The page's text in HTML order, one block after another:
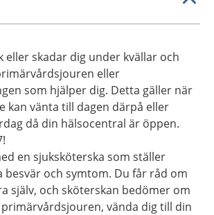
eller skadar dig under kvällar och
eller
som hjälper dig. Detta gäller när
kan vänta till dagen därpå eller
då din hälsocentral är öppen.
en sjuksköterska som ställer
besvär och symtom. Du får råd om
själv, och sköterskan bedömer om
primärvårdsjouren, vända dig till din